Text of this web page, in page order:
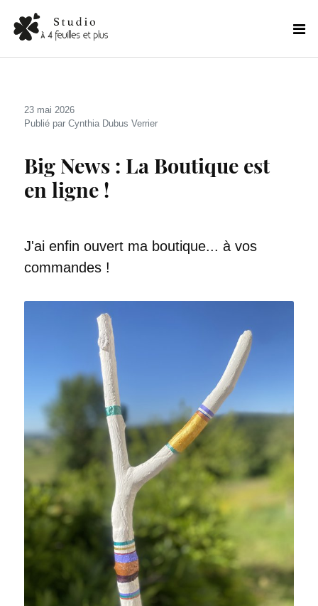
23 mai 2026
Publié par Cynthia Dubus Verrier
Big News : La Boutique est
en ligne !
J'ai enfin ouvert ma boutique... à vos
commandes !